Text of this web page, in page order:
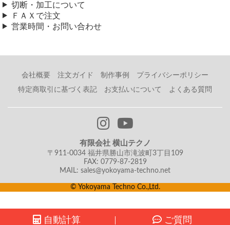
梱包・送料（400円）クロネコゆうパケット（ポスト投函便/発送か
らお届けまで3～7日）
横山テクノ（ 2025/03/05 ）
肉厚3mm
1.外径148mm 内径42mm 4枚
アルミ板(A5052)円形 ドーナッツ板
外径148mm 内径42mm 数量：4 9,920円
外径148mm 内径92mm 数量：4 11,800円
---------------------------------------
梱包・送料（610円）レターパックライト（ポスト投函便）
【合計金額：22,330円】税込 総重量：0.852kg
見積依頼
切断・加工について
ＦＡＸで注文
営業時間・お問い合わせ
会社概要 注文ガイド 制作事例
プライバシーポリシー
特定商取引に基づく表記
お支払いについて よくある質問
有限会社 横山テクノ
〒911-0034 福井県勝山市滝波町3丁目109
FAX: 0779-87-2819
MAIL: sales@yokoyama-techno.net
© Yokoyama Techno Co.,Ltd.
自動計算 ご質問